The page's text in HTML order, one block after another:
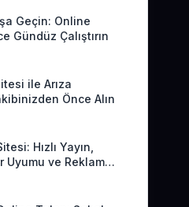
Geçin: Online
Gündüz Çalıştırın
ile Arıza
Önce Alın
Hızlı Yayın,
Uyumu ve Reklam